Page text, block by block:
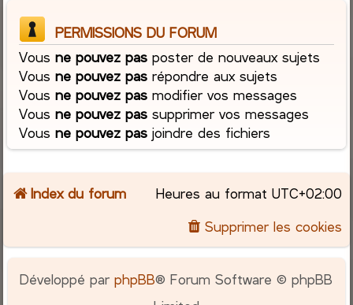
PERMISSIONS DU FORUM
Vousne pouvez pas poster de nouveaux sujets
Vousne pouvez pas répondre aux sujets
Vousne pouvez pas modifier vos messages
Vousne pouvez pas supprimer vos messages
Vousne pouvez pas joindre des fichiers
Index du forum Heures au format UTC+02:00
Supprimer les cookies
Développé parphpBB® Forum Software © phpBB